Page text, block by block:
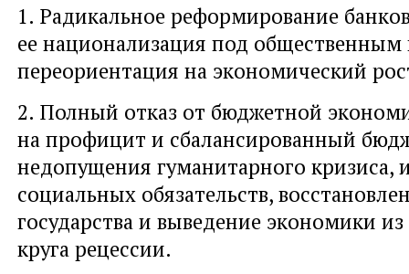
1. Радикальное реформирование
ее национализация под общественным
переориентация на экономический
2. Полный отказ от бюджетной
на профицит и сбалансированный
недопущения гуманитарного кризиса,
социальных обязательств,
государства и выведение экономики
круга рецессии.